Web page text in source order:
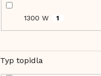
1300 W 1
Typ topidla